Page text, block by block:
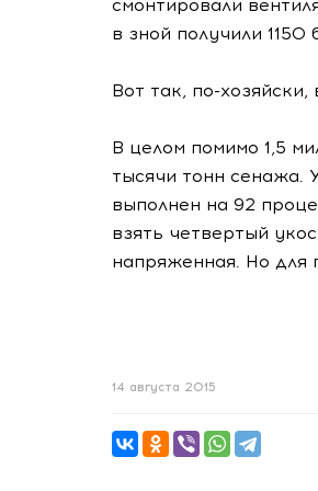
смонтировали
в зной получили
Вот так, по-хозяйски,
В целом помимо 1,5
тысячи тонн сенажа.
выполнен на 92
взять четвертый
напряженная. Но для
14 августа 2015